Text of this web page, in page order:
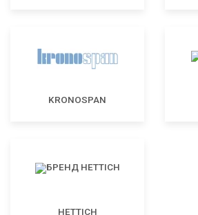
KRONOSPAN
HETTICH